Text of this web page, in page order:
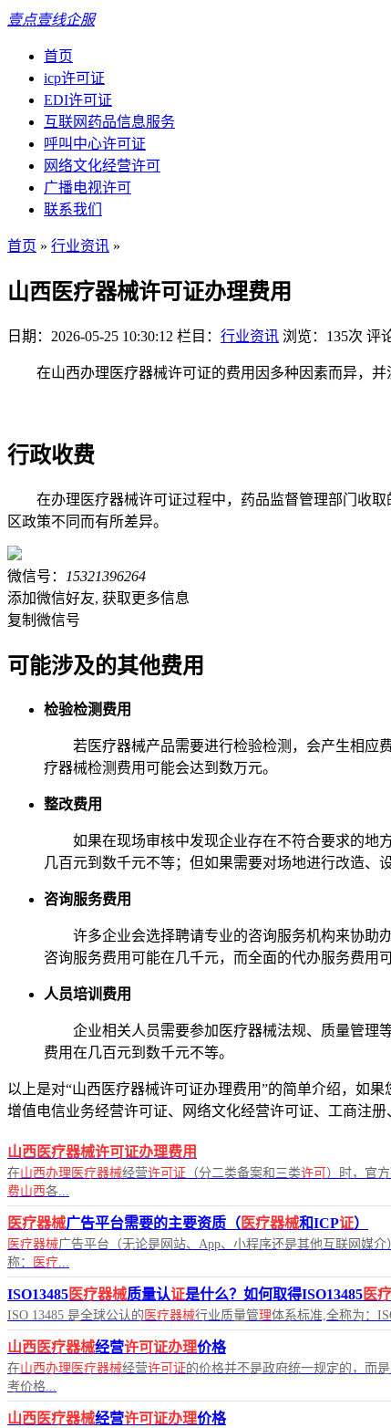
壹点壹线企服
首页
icp许可证
EDI许可证
互联网药品信息服务
呼叫中心许可证
网络文化经营许可
广播电视许可
联系我们
首页 » 行业资讯 »
山西医疗器械许可证办理费用
日期：2026-05-25 10:30:12 栏目： 行业资讯 浏览：135次 评
在山西办理医疗器械许可证的费用因多种因素而异，并
行政收费
在办理医疗器械许可证过程中，药品监督管理部门收
区政策不同而有所差异。
微信号：
15321396264
添加微信好友, 获取更多信息
复制微信号
可能涉及的其他费用
检验检测费用
若医疗器械产品需要进行检验检测，会产生相应
疗器械检测费用可能会达到数万元。
整改费用
如果在现场审核中发现企业存在不符合要求的地
几百元到数千元不等；但如果需要对场地进行改造、
咨询服务费用
许多企业会选择聘请专业的咨询服务机构来协助
咨询服务费用可能在几千元，而全面的代办服务费用
人员培训费用
企业相关人员需要参加医疗器械法规、质量管理
费用在几百元到数千元不等。
以上是对“山西医疗器械许可证办理费用”的简单介绍，如
增值电信业务经营许可证、网络文化经营许可证、工商注
山西医疗器械许可证办理费用
在山西办理医疗器械经营许可证 （分二类备案和三类许可 ）时，官
费山西各...
医疗器械广告平台需要的主要资质（ 医疗器械和ICP证）
医疗器械广告平台（无论是网站、App、小程序还是其他互联网媒
称：
医疗...
ISO13485医疗器械质量认证是什么？如何取得ISO13485医
ISO 13485 是全球公认的 医疗器械行业质量管理体系标准,全称为：
山西医疗器械经营许可证办理价格
在山西办理医疗器械经营许可证的价格并不是政府统一规定的，而
考价格...
山西医疗器械经营许可证办理价格